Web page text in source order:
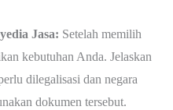
Jasa: Setelah memilih
kebutuhan Anda. Jelaskan
dilegalisasi dan negara
dokumen tersebut.